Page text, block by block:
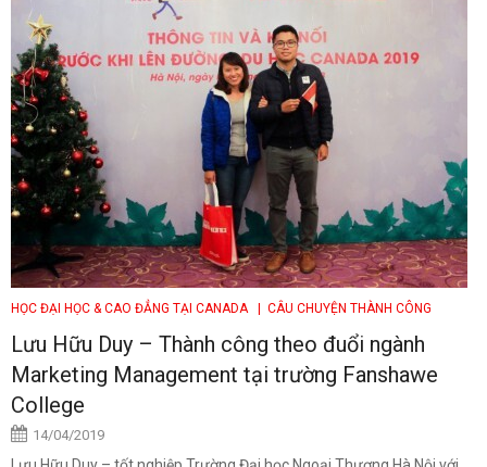
HỌC ĐẠI HỌC & CAO ĐẲNG TẠI CANADA | CÂU CHUYỆN THÀNH CÔNG
Lưu Hữu Duy – Thành công theo đuổi ngành
Marketing Management tại trường Fanshawe
College
14/04/2019